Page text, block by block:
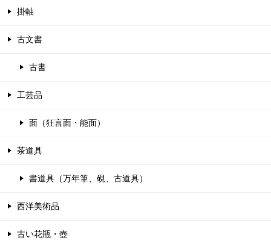
掛軸
古文書
古書
工芸品
面（狂言面・能面）
茶道具
書道具（万年筆、硯、古道具）
西洋美術品
古い花瓶・壺